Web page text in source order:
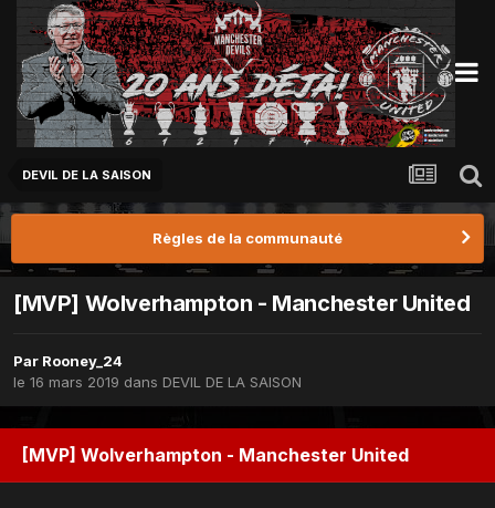
DEVIL DE LA SAISON
Règles de la communauté
[MVP] Wolverhampton - Manchester United
Par Rooney_24
le 16 mars 2019 dans DEVIL DE LA SAISON
[MVP] Wolverhampton - Manchester United